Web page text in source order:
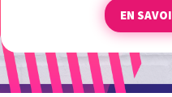
EN